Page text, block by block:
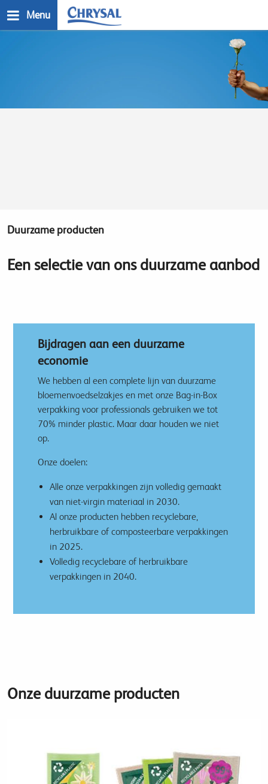
to
Menu
Duurzame producten
Een selectie van ons duurzame aanbod
Bijdragen aan een duurzame
economie
We hebben al een complete lijn van duurzame
bloemenvoedselzakjes en met onze Bag-in-Box
verpakking voor professionals gebruiken we tot
70% minder plastic. Maar daar houden we niet
op.
Onze doelen:
Alle onze verpakkingen zijn volledig gemaakt
van niet-virgin materiaal in 2030.
Al onze producten hebben recyclebare,
herbruikbare of composteerbare verpakkingen
in 2025.
Volledig recyclebare of herbruikbare
verpakkingen in 2040.
Onze duurzame producten